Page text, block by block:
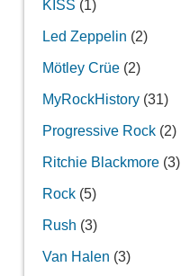
KISS (1)
Led Zeppelin (2)
Mötley Crüe(2)
MyRockHistory(31)
Progressive Rock(2)
Ritchie Blackmore(3)
Rock(5)
Rush (3)
Van Halen (3)